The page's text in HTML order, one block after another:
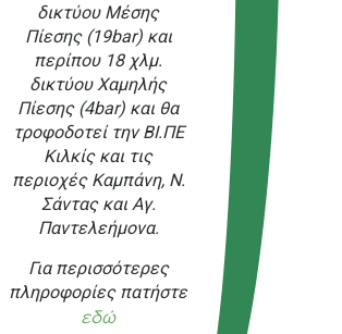
δικτύου Μέσης
Πίεσης (19bar) και
περίπου 18 χλμ.
δικτύου Χαμηλής
Πίεσης (4bar) και θα
τροφοδοτεί την ΒΙ.ΠΕ
Κιλκίς και τις
περιοχές Καμπάνη, Ν.
Σάντας και Αγ.
Παντελεήμονα.
Για περισσότερες
πληροφορίες πατήστε
εδώ